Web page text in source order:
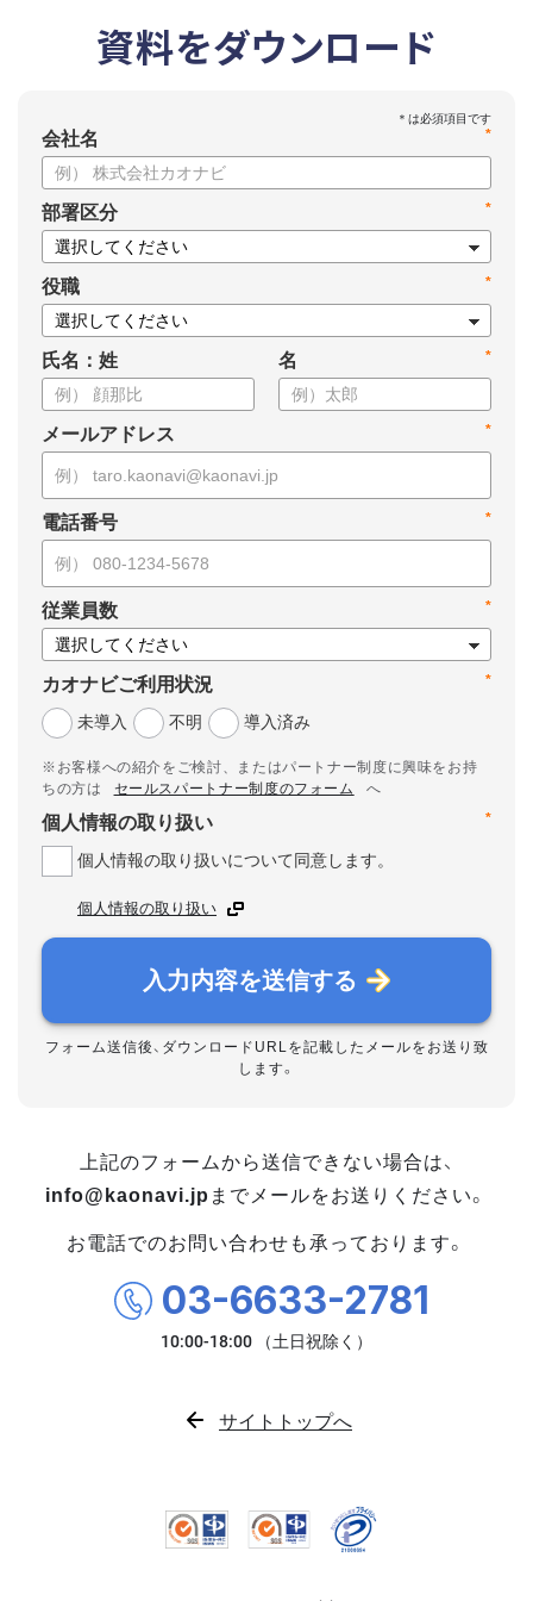
資料をダウンロード
*
会社名
*
部署区分
*
役職
氏名：姓 *
名
*
メールアドレス
*
電話番号
*
従業員数
*
カオナビご利用状況
未導入
不明 導入済み
※お客様への紹介をご検討、またはパートナー制度に興味をお持
ちの方は
セールスパートナー制度のフォーム
へ
*
個人情報の取り扱い
個人情報の取り扱いについて同意します。
個人情報の取り扱い
入力内容を送信する
フォーム送信後、ダウンロードURLを記載したメールをお送り致
します。
上記のフォームから送信できない場合は、
info@kaonavi.jp までメールをお送りください。
お電話でのお問い合わせも承っております。
03-6633-2781
サイトトップへ